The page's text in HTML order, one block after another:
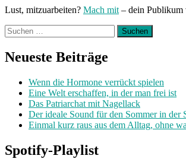
Lust, mitzuarbeiten? Mach mit– dein Publikum
Suchen
nach:
Neueste Beiträge
Wenn die Hormone verrückt spielen
Eine Welt erschaffen, in der man frei ist
Das Patriarchat mit Nagellack
Der ideale Sound für den Sommer in der
Einmal kurz raus aus dem Alltag, ohne
Spotify-Playlist